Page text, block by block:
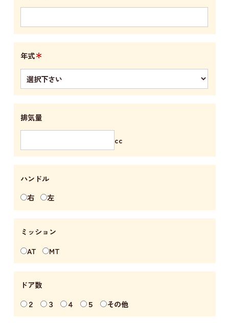
年式＊
排気量
cc
ハンドル
右
左
ミッション
AT
MT
ドア数
２
３ ４ ５ その他